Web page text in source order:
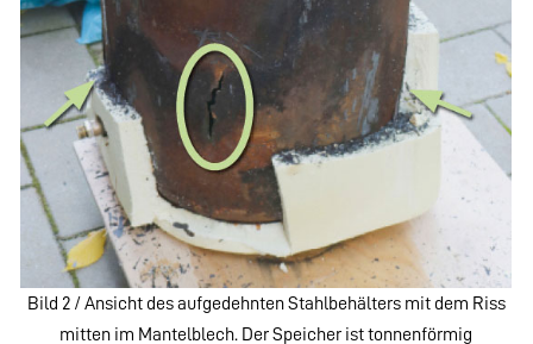
Bild 2 / Ansicht des aufgedehnten Stahlbehälters mit dem Riss
mitten im Mantelblech. Der Speicher ist tonnenförmig